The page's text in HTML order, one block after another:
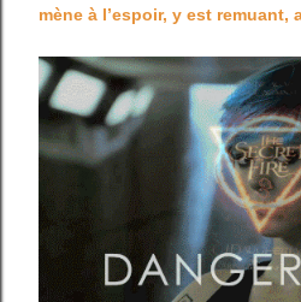
mène à l’espoir, y est remuant,